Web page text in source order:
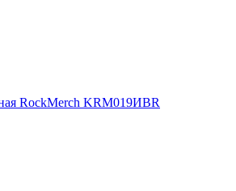
RockMerch KRM019ИBR